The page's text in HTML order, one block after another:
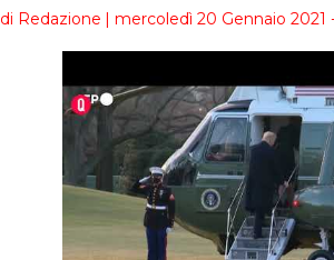
di Redazione | mercoledì 20 Gennaio 2021 -